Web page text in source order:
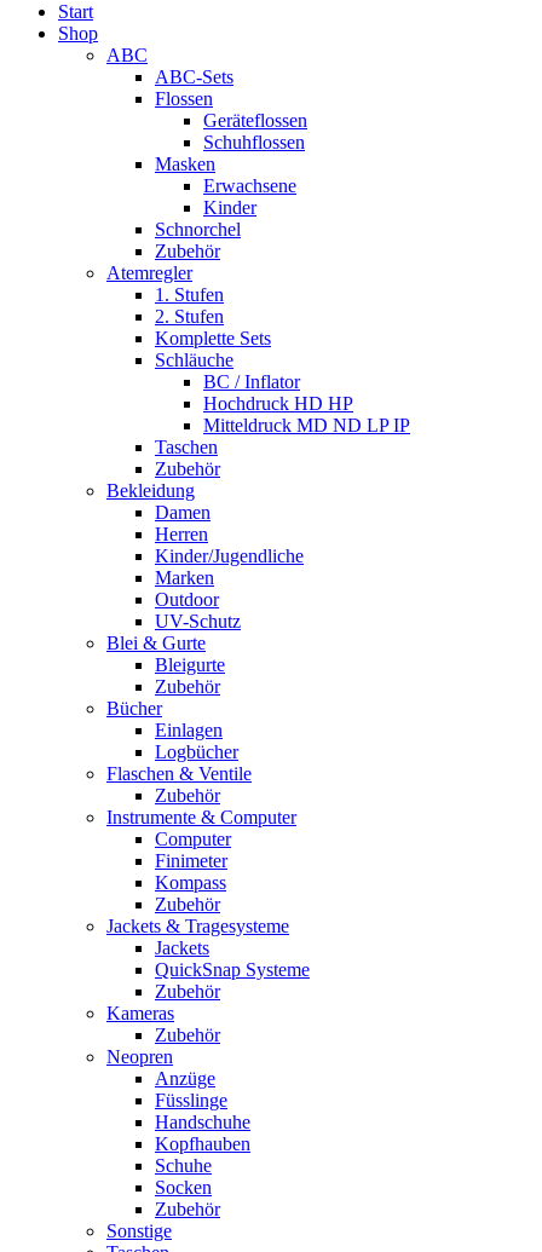
Start
Shop
ABC
ABC-Sets
Flossen
Geräteflossen
Schuhflossen
Masken
Erwachsene
Kinder
Schnorchel
Zubehör
Atemregler
1. Stufen
2. Stufen
Komplette Sets
Schläuche
BC / Inflator
Hochdruck HD HP
Mitteldruck MD ND LP IP
Taschen
Zubehör
Bekleidung
Damen
Herren
Kinder/Jugendliche
Marken
Outdoor
UV-Schutz
Blei & Gurte
Bleigurte
Zubehör
Bücher
Einlagen
Logbücher
Flaschen & Ventile
Zubehör
Instrumente & Computer
Computer
Finimeter
Kompass
Zubehör
Jackets & Tragesysteme
Jackets
QuickSnap Systeme
Zubehör
Kameras
Zubehör
Neopren
Anzüge
Füsslinge
Handschuhe
Kopfhauben
Schuhe
Socken
Zubehör
Sonstige